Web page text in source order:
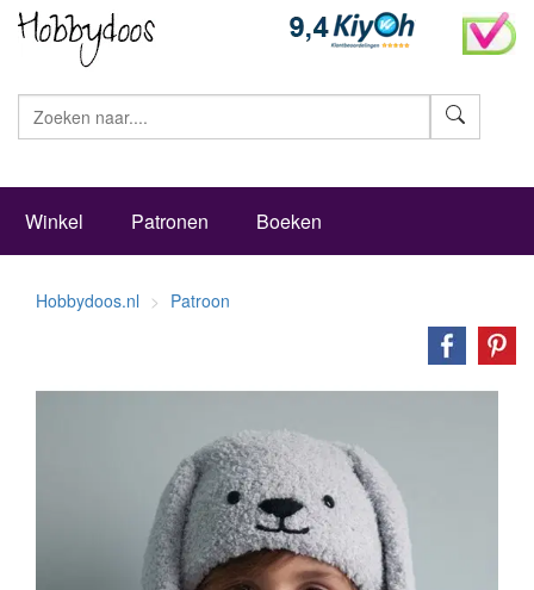
Winkel Patronen Boeken
Hobbydoos.nl Patroon